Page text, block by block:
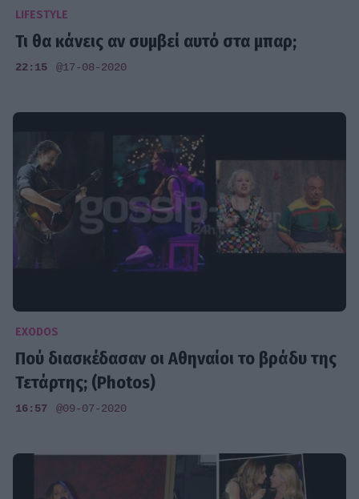
LIFESTYLE
Τι θα κάνεις αν συμβεί αυτό στα μπαρ;
22:15 @17-08-2020
EXODOS
Πού διασκέδασαν οι Αθηναίοι το βράδυ της
Τετάρτης; (Photos)
16:57 @09-07-2020